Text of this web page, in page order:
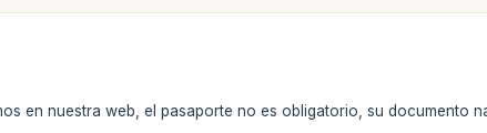
en nuestra web, el pasaporte no es obligatorio, su documento